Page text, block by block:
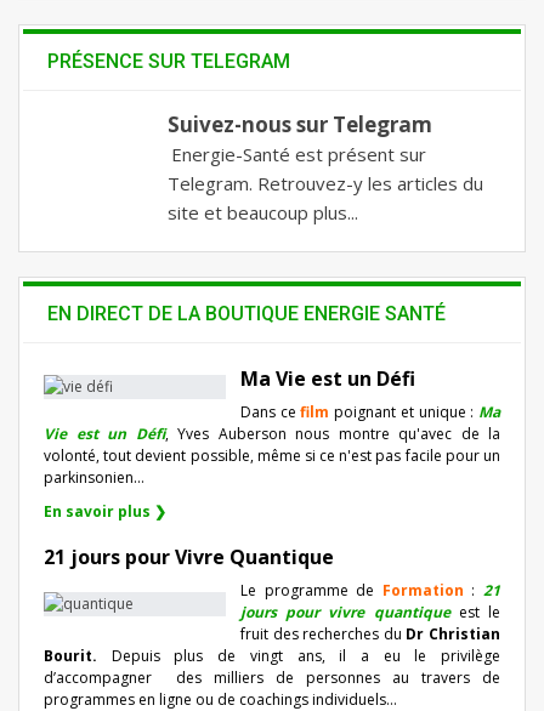
PRÉSENCE SUR TELEGRAM
Suivez-nous sur Telegram
Energie-Santé est présent sur
Telegram. Retrouvez-y les articles du
site et beaucoup plus...
EN DIRECT DE LA BOUTIQUE ENERGIE SANTÉ
Ma Vie est un Défi
Dans cefilm poignant et unique : Ma
Vie est un Défi, Yves Auberson nous montre qu'avec de la
volonté, tout devient possible, même si ce n'est pas facile pour un
parkinsonien…
En savoir plus ❯
21 jours pour Vivre Quantique
Le programme de Formation :21
jours pour vivre quantiqueest le
fruit des recherches du Dr Christian
Bourit. Depuis plus de vingt ans, il a eu le privilège
d’accompagner
des milliers de personnes au travers de
programmes en ligne ou de coachings individuels…